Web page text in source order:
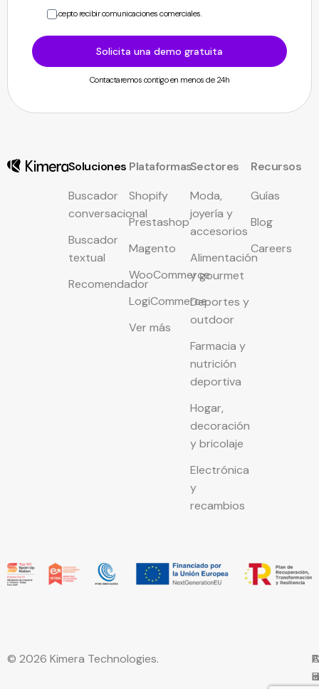
Acepto recibir comunicaciones comerciales.
Solicita una demo gratuita
Contactaremos contigo en menos de 24h
Soluciones
Buscador
conversacional
Buscador
textual
Recomendador
Plataformas
Shopify
Prestashop
Magento
WooCommerce
LogiCommerce
Ver más
Sectores
Moda,
joyería y
accesorios
Alimentación
y gourmet
Deportes y
outdoor
Farmacia y
nutrición
deportiva
Hogar,
decoración
y bricolaje
Electrónica
y
recambios
Recursos
Guías
Blog
Careers
© 2026 Kimera Technologies.